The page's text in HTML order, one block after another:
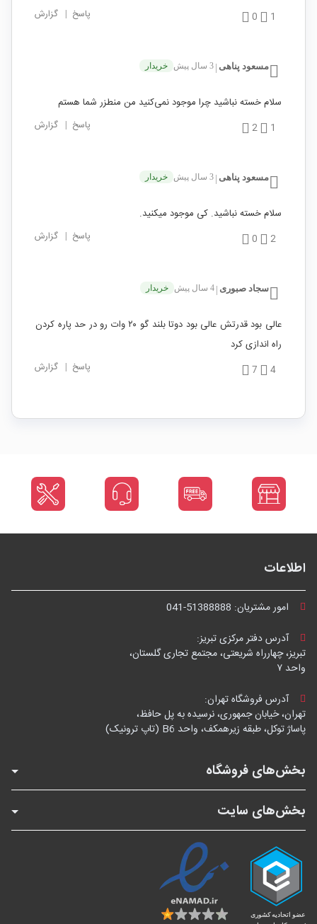
1
0 پاسخ | گزارش
مسعود پناهی 3 سال پیش خریدار
سلام خسته نباشید چرا موجود نمی‌کنید من منطزر شما هستم‌
1
2 پاسخ | گزارش
مسعود پناهی 3 سال پیش خریدار
سلام خسته نباشید. کی موجود میکنید.
2
0 پاسخ | گزارش
سجاد صبوری 4 سال پیش خریدار
عالی بود قدرتش عالی بود دوتا بلند گو ۲۰ وات رو در حد پاره کردن
راه اندازی کرد
4
7 پاسخ | گزارش
اطلاعات
امور مشتریان: 041-51388888
آدرس دفتر مرکزی تبریز:
تبریز، چهارراه شریعتی، مجتمع تجاری گلستان،
واحد ۷
آدرس فروشگاه تهران:
تهران، خیابان جمهوری، نرسیده به پل حافظ،
پاساژ توکل، طبقه زیرهمکف، واحد B6 (تاپ ترونیک)
بخش‌های فروشگاه
بخش‌های سایت